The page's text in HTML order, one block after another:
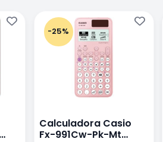
-25%
Calculadora Casio
Fx-991Cw-Pk-Mt